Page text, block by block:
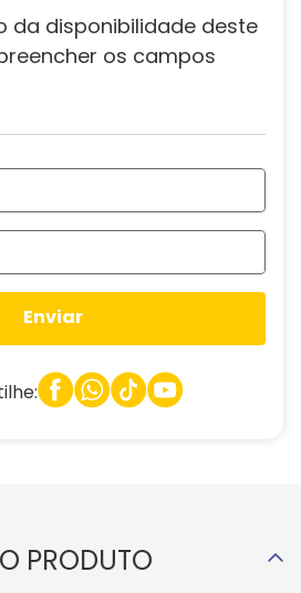
da disponibilidade deste
os campos
Enviar
PRODUTO